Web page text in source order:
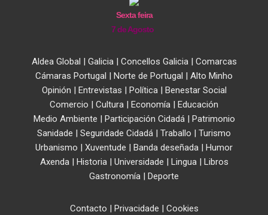
Sexta feira
7 de Agosto
Aldea Global | Galicia| Concellos Galicia| Comarcas
Cámaras Portugal | Norte de Portugal | Alto Minho
Opinión | Entrevistas | Política| Benestar Social
Comercio | Cultura | Economía | Educación
Medio Ambiente | Participación Cidadá| Patrimonio
Sanidade | Seguridade Cidadá | Traballo | Turismo
Urbanismo | Xuventude | Banda deseñada | Humor
Axenda| Historia| Universidade | Lingua| Libros
Gastronomía | Deporte
Contacto | Privacidade | Cookies